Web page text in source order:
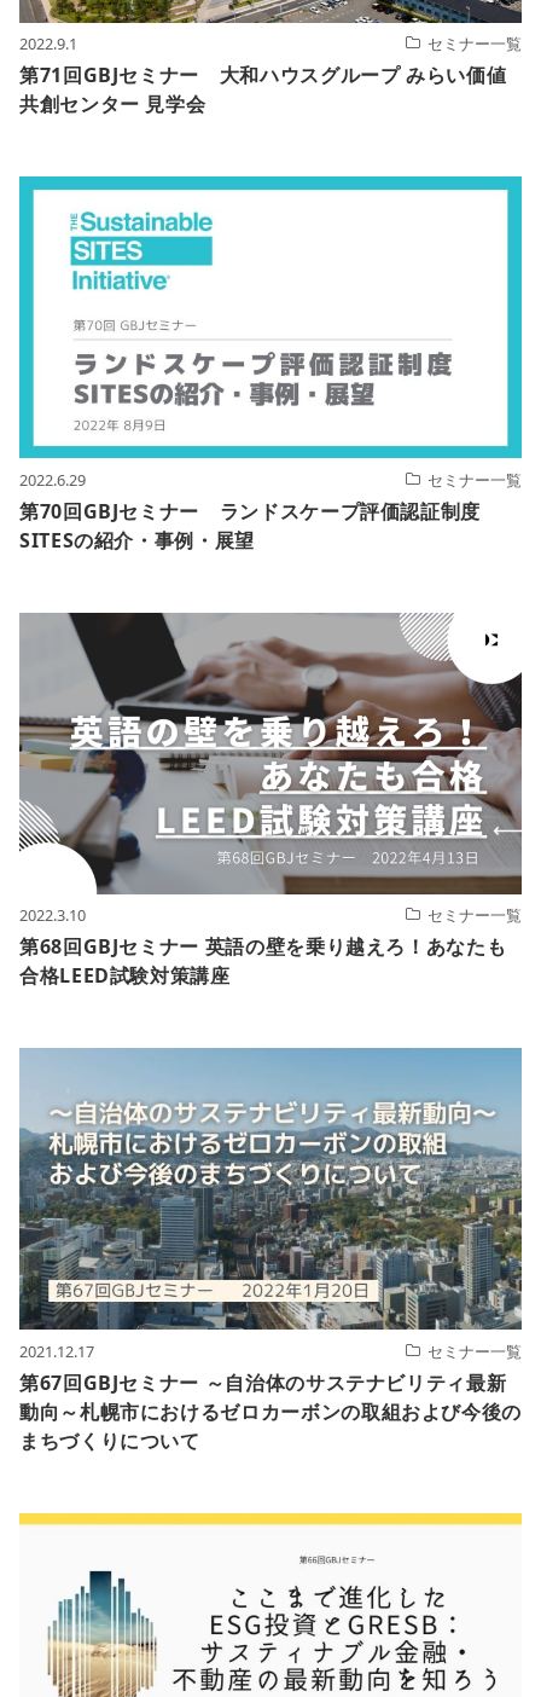
2022.9.1 セミナー一覧
第71回GBJセミナー 大和ハウスグループ みらい価値
共創センター 見学会
2022.6.29 セミナー一覧
第70回GBJセミナー ランドスケープ評価認証制度
SITESの紹介・事例・展望
2022.3.10 セミナー一覧
第68回GBJセミナー 英語の壁を乗り越えろ！あなたも
合格LEED試験対策講座
2021.12.17 セミナー一覧
第67回GBJセミナー ～自治体のサステナビリティ最新
動向～札幌市におけるゼロカーボンの取組および今後の
まちづくりについて